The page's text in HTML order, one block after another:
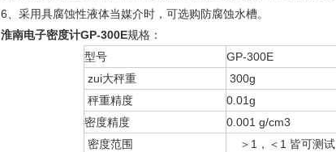
6、采用具腐蚀性液体当媒介时，可选购防腐蚀水槽。
淮南电子密度计GP-300E规格：
型号
GP-300E
zui大秤重
300g
秤重精度
0.01g
密度精度
0.001 g/cm3
密度范围
＞1，＜1 皆可测试